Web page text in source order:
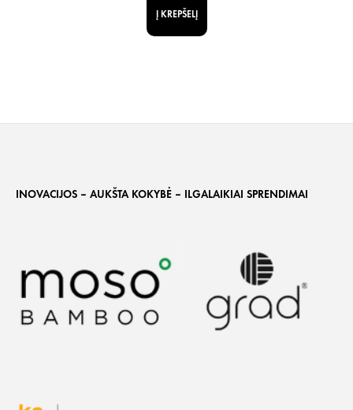
Į KREPŠELĮ
INOVACIJOS – AUKŠTA KOKYBĖ – ILGALAIKIAI SPRENDIMAI